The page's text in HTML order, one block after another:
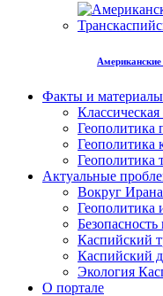
Факты и материалы
Геополитика
Геополитика
Актуальные
Вокруг Ирана
Геополитика
Каспийский
Каспийский
Экология
О портале